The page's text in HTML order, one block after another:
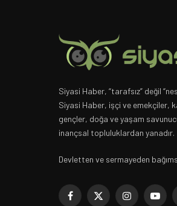
Siyasi Haber, “tarafsız” değil
Siyasi Haber, işçi ve emekçiler,
gençler, doğa ve yaşam
inançsal topluluklardan yanadır.
Devletten ve sermayeden
Facebook
X Instagram